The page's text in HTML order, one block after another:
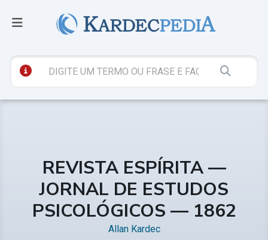
REVISTA ESPÍRITA —
JORNAL DE ESTUDOS
PSICOLÓGICOS — 1862
Allan Kardec